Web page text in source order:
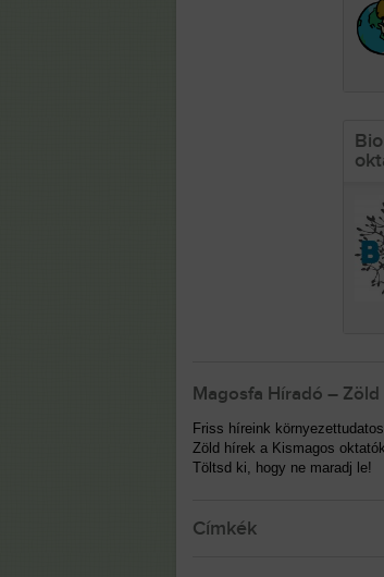
Magosfa Híradó –
Friss híreink
Zöld hírek a Kismagos
Töltsd ki, hogy ne maradj le!
Címkék